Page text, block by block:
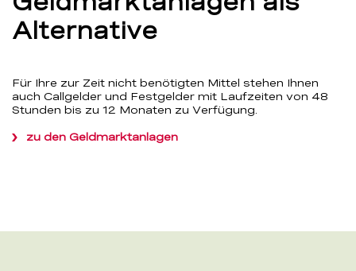
Alternative
Für Ihre zur Zeit nicht benötigten Mittel stehen Ihnen
auch Callgelder und Festgelder mit Laufzeiten von 48
Stunden bis zu 12 Monaten zu Verfügung.
zu den Geldmarktanlagen